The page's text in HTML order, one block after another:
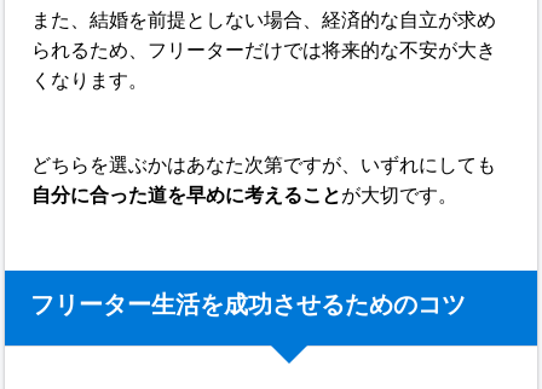
また、結婚を前提としない場合、経済的な自立が求め
られるため、フリーターだけでは将来的な不安が大き
くなります。
どちらを選ぶかはあなた次第ですが、いずれにしても
自分に合った道を早めに考えることが大切です。
フリーター生活を成功させるためのコツ